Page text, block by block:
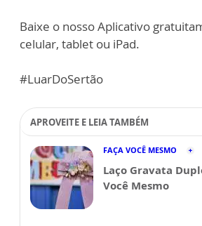
Baixe o nosso Aplicativo
celular, tablet ou iPad.
#LuarDoSertão
APROVEITE E LEIA TAMBÉM
FAÇA VOCÊ MESMO
Laço Gravata
Você Mesmo